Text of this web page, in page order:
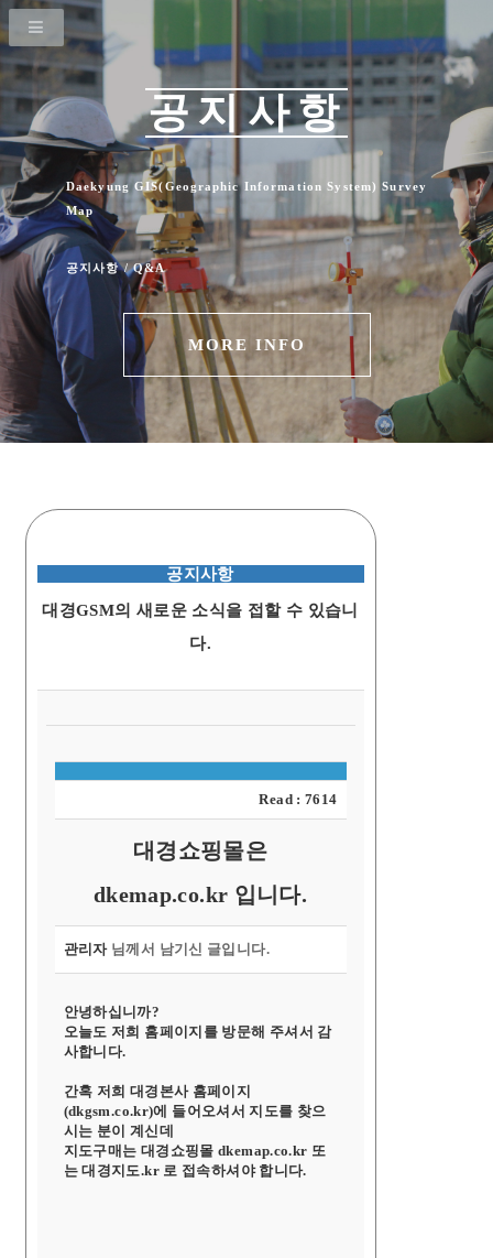
공지사항
Daekyung GIS(Geographic Information System) Survey
Map
공지사항 / Q&A
MORE INFO
공지사항
대경GSM의 새로운 소식을 접할 수 있습니
다.
Read : 7614
대경쇼핑몰은
dkemap.co.kr 입니다.
관리자 님께서 남기신 글입니다.
안녕하십니까?
오늘도 저희 홈페이지를 방문해 주셔서 감
사합니다.
간혹 저희 대경본사 홈페이지
(dkgsm.co.kr)에 들어오셔서 지도를 찾으
시는 분이 계신데
지도구매는 대경쇼핑몰 dkemap.co.kr 또
는 대경지도.kr 로 접속하셔야 합니다.